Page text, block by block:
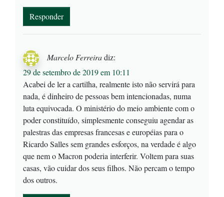
Responder
Marcelo Ferreiradiz:
29 de setembro de 2019 em 10:11
Acabei de ler a cartilha, realmente isto não servirá para
nada, é dinheiro de pessoas bem intencionadas, numa
luta equivocada. O ministério do meio ambiente com o
poder constituído, simplesmente conseguiu agendar as
palestras das empresas francesas e européias para o
Ricardo Salles sem grandes esforços, na verdade é algo
que nem o Macron poderia interferir. Voltem para suas
casas, vão cuidar dos seus filhos. Não percam o tempo
dos outros.